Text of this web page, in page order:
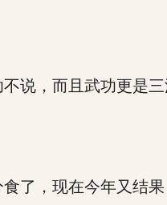
，而且武功更是三
，现在今年又结果